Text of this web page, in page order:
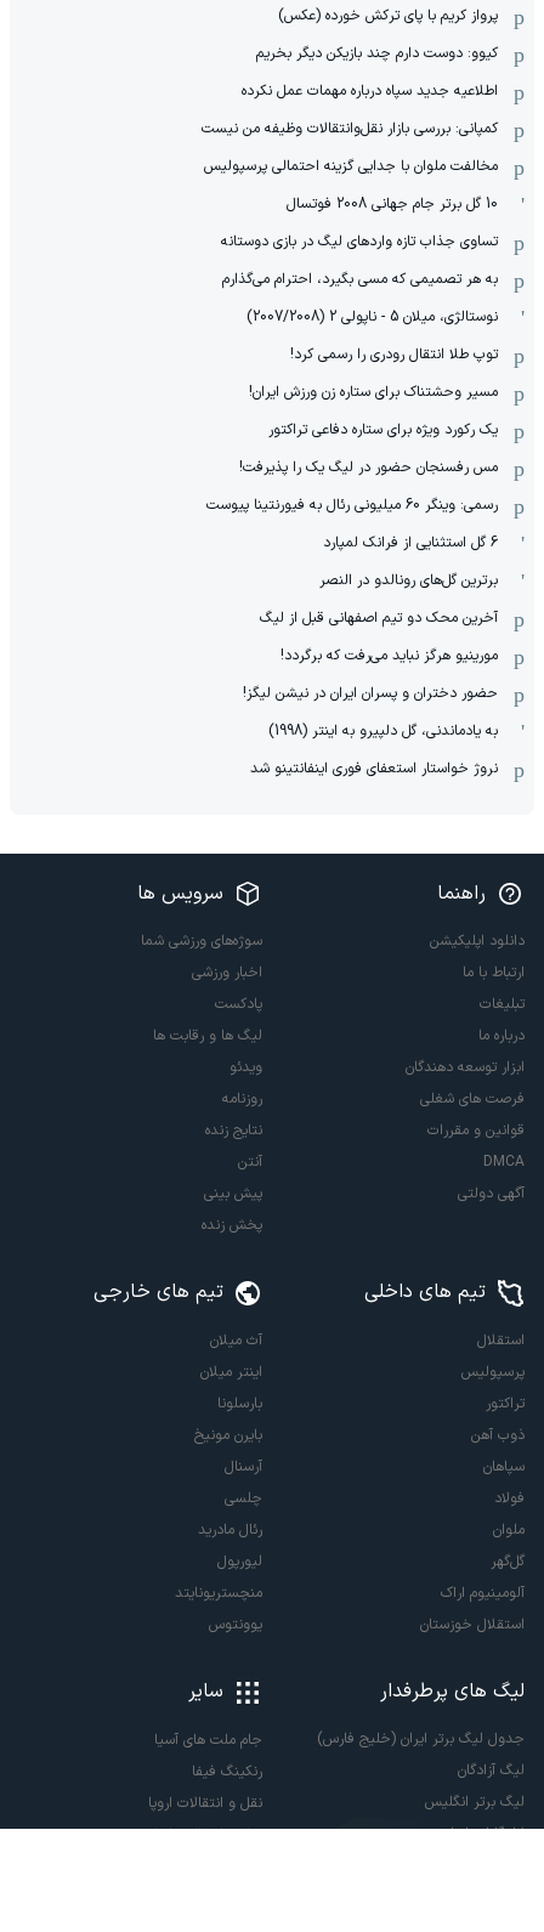
پرواز کریم با پای ترکش خورده (عکس)
کیوو: دوست دارم چند بازیکن دیگر بخریم
اطلاعیه جدید سپاه درباره مهمات عمل نکرده
کمپانی: بررسی بازار نقل‌وانتقالات وظیفه من نیست
مخالفت ملوان با جدایی گزینه احتمالی پرسپولیس
10 گل برتر جام جهانی 2008 فوتسال
تساوی جذاب تازه واردهای لیگ در بازی دوستانه
به هر تصمیمی که مسی بگیرد، احترام می‌گذارم
نوستالژی، میلان 5 - ناپولی 2 (2007/2008)
توپ طلا انتقال رودری را رسمی کرد!
مسیر وحشتناک برای ستاره زن ورزش ایران!
یک رکورد ویژه برای ستاره دفاعی تراکتور
مس رفسنجان حضور در لیگ یک را پذیرفت!
رسمی: وینگر 60 میلیونی رئال به فیورنتینا پیوست
6 گل استثنایی از فرانک لمپارد
برترین گل‌های رونالدو در النصر
آخرین محک دو تیم اصفهانی قبل از لیگ
مورینیو هرگز نباید می‌رفت که برگردد!
حضور دختران و پسران ایران در نیشن لیگز!
به یادماندنی، گل دلپیرو به اینتر (1998)
نروژ خواستار استعفای فوری اینفانتینو شد
راهنما
دانلود اپلیکیشن
ارتباط با ما
تبلیغات
درباره ما
ابزار توسعه دهندگان
فرصت های شغلی
قوانین و مقررات
DMCA
آگهی دولتی
سرویس ها
سوژه‌های ورزشی شما
اخبار ورزشی
پادکست
لیگ ها و رقابت ها
ویدئو
روزنامه
نتایج زنده
آنتن
پیش بینی
پخش زنده
تیم های داخلی
استقلال
پرسپولیس
تراکتور
ذوب آهن
سپاهان
فولاد
ملوان
گل‌گهر
آلومینیوم اراک
استقلال خوزستان
تیم های خارجی
آث میلان
اینتر میلان
بارسلونا
بایرن مونیخ
آرسنال
چلسی
رئال مادرید
لیورپول
منچستریونایتد
یوونتوس
لیگ های پرطرفدار
جدول لیگ برتر ایران (خلیج فارس)
لیگ آزادگان
لیگ برتر انگلیس
لالیگا اسپانیا
سایر
جام ملت های آسیا
رنکینگ فیفا
نقل و انتقالات اروپا
نقل و انتقالات ایران